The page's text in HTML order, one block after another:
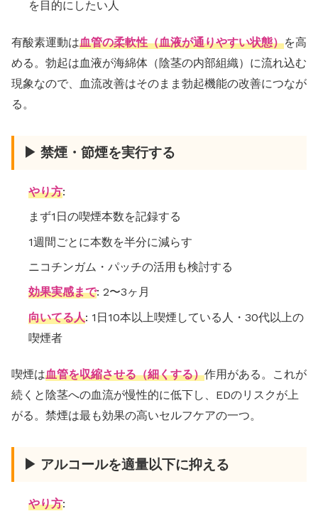
を目的にしたい人
有酸素運動は血管の柔軟性（血液が通りやすい状態）を高
める。勃起は血液が海綿体（陰茎の内部組織）に流れ込む
現象なので、血流改善はそのまま勃起機能の改善につなが
る。
▶ 禁煙・節煙を実行する
やり方:
まず1日の喫煙本数を記録する
1週間ごとに本数を半分に減らす
ニコチンガム・パッチの活用も検討する
効果実感まで: 2〜3ヶ月
向いてる人: 1日10本以上喫煙している人・30代以上の
喫煙者
喫煙は血管を収縮させる（細くする）作用がある。これが
続くと陰茎への血流が慢性的に低下し、EDのリスクが上
がる。禁煙は最も効果の高いセルフケアの一つ。
▶ アルコールを適量以下に抑える
やり方: